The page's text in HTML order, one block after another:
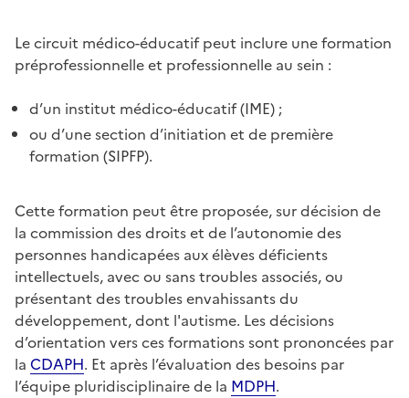
Le circuit médico-éducatif peut inclure une formation
préprofessionnelle et professionnelle au sein :
d’un institut médico-éducatif (IME) ;
ou d’une section d’initiation et de première
formation (SIPFP).
Cette formation peut être proposée, sur décision de
la commission des droits et de l’autonomie des
personnes handicapées aux élèves déficients
intellectuels, avec ou sans troubles associés, ou
présentant des troubles envahissants du
développement, dont l'autisme. Les décisions
d’orientation vers ces formations sont prononcées par
la CDAPH. Et après l’évaluation des besoins par
l’équipe pluridisciplinaire de la MDPH.